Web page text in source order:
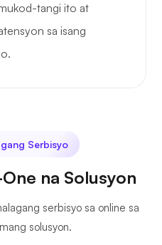
tangi ito at
sa isang
Serbisyo
na Solusyon
serbisyo sa online sa
solusyon.